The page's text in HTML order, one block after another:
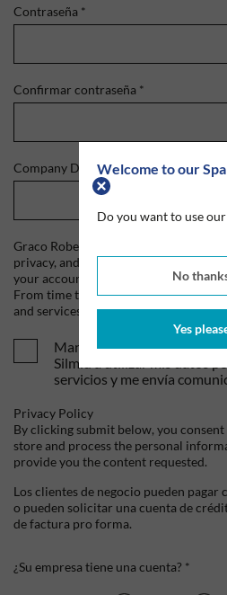
Welcome to our
Do you want to use
No
Yes
Contraseña *
Confirmar contraseña *
Company Domain*
Graco Roberts is committed to
privacy, and we'll only use your
your account and to provide the
From time to time, we would like to
and services, as well as other content
Mandame tus ofertas y
Silmid a utilizar mis datos
servicios y me envía
Privacy Policy
By clicking submit below, you
store and process the personal
provide you the content requested.
Los clientes de negocio pueden
o pueden solicitar una cuenta de
de factura pro forma.
¿Su empresa tiene una cuenta? *